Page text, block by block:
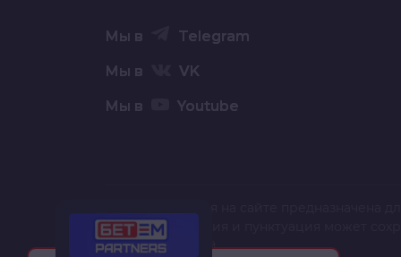
Мы в Telegram
Мы в VK
Мы в Youtube
текст, орфография и пунктуация может
полной и точной.